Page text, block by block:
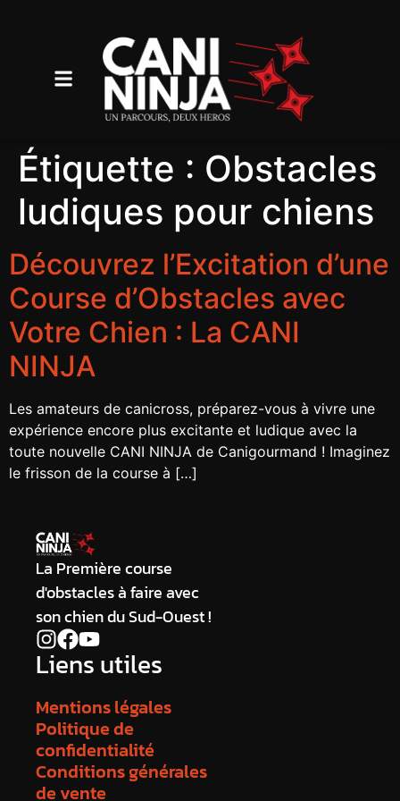
Étiquette : Obstacles
ludiques pour chiens
Découvrez l’Excitation d’une
Course d’Obstacles avec
Votre Chien : La CANI
NINJA
Les amateurs de canicross, préparez-vous à vivre une
expérience encore plus excitante et ludique avec la
toute nouvelle CANI NINJA de Canigourmand ! Imaginez
le frisson de la course à […]
La Première course
d'obstacles à faire avec
son chien du Sud-Ouest !
Liens utiles
Mentions légales
Politique de
confidentialité
Conditions générales
de vente